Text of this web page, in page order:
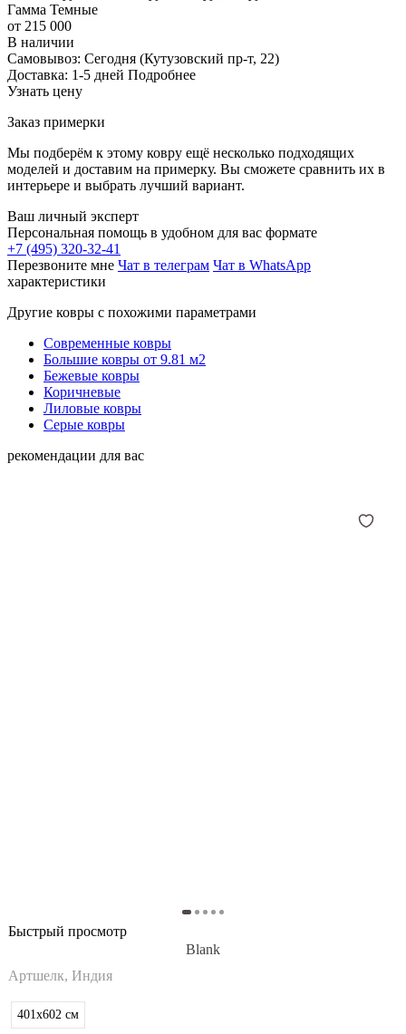
Гамма Темные
от 215 000
В наличии
Самовывоз: Сегодня (Кутузовский пр-т, 22)
Доставка: 1-5 дней Подробнее
Узнать цену
Заказ примерки
Мы подберём к этому ковру ещё несколько подходящих
моделей и доставим на примерку. Вы сможете сравнить их в
интерьере и выбрать лучший вариант.
Ваш личный эксперт
Персональная помощь в удобном для вас формате
+7 (495) 320-32-41
Перезвоните мне Чат в телеграм Чат в WhatsApp
характеристики
Другие ковры с похожими параметрами
Современные ковры
Большие ковры от 9.81 м2
Бежевые ковры
Коричневые
Лиловые ковры
Серые ковры
рекомендации для вас
Быстрый просмотр
Blank
Артшелк, Индия
401x602 см